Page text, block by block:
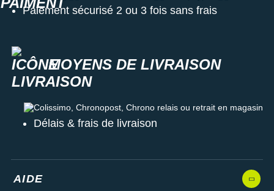
Paiement sécurisé 2 ou 3 fois sans frais
MOYENS DE LIVRAISON
Colissimo, Chronopost, Chrono relais ou retrait en magasin
Délais & frais de livraison
AIDE